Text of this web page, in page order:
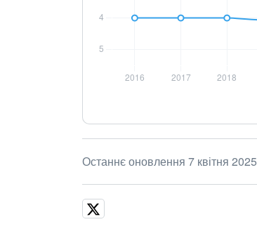
Останнє оновлення 7 квітня 2025